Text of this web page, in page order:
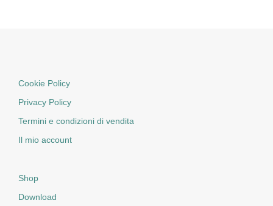
Cookie Policy
Privacy Policy
Termini e condizioni di vendita
Il mio account
Shop
Download